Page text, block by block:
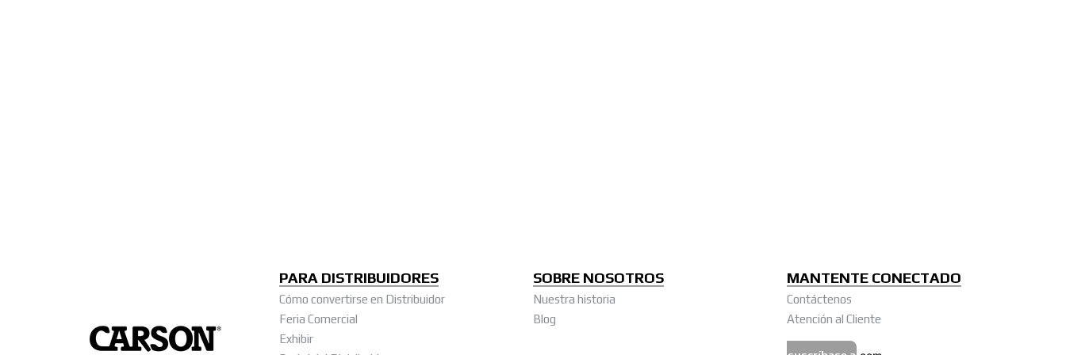
PARA DISTRIBUIDORES
Cómo convertirse en Distribuidor
Feria Comercial
Exhibir
SOBRE NOSOTROS
Nuestra historia
Blog
MANTENTE CONECTADO
Contáctenos
Atención al Cliente